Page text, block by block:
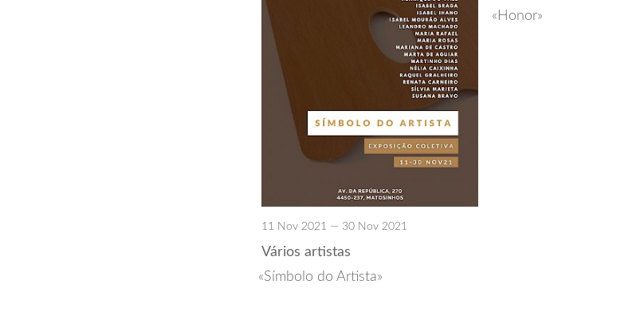
11 Nov 2021 — 30 Nov 2021
Vários artistas
Símbolo do Artista
Honor